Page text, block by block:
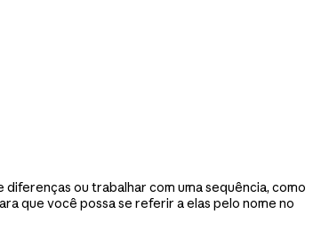
diferenças ou trabalhar com uma sequência, como
que você possa se referir a elas pelo nome no